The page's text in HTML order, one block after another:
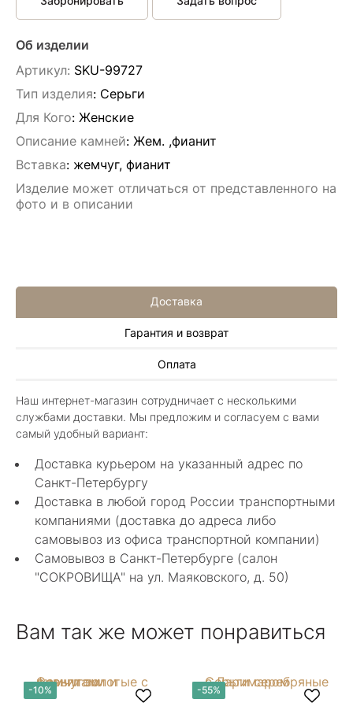
Об изделии
Артикул: SKU-99727
Тип изделия: Серьги
Для Кого: Женские
Описание камней: Жем. ,фианит
Вставка: жемчуг, фианит
Изделие может отличаться от представленного на
фото и в описании
Доставка
Гарантия и возврат
Оплата
Наш интернет-магазин сотрудничает с несколькими
службами доставки. Мы предложим и согласуем с вами
самый удобный вариант:
Доставка курьером на указанный адрес по
Санкт-Петербургу
Доставка в любой город России транспортными
компаниями (доставка до адреса либо
самовывоз из офиса транспортной компании)
Самовывоз в Санкт-Петербурге (салон
"СОКРОВИЩА" на ул. Маяковского, д. 50)
Вам так же может понравиться
-10% -55%
Алла Майорова
Классные изделия, оригинальные не похожие
в других магазинах. Сотрудники очень
грамотные специалисты в своем деле помогли
с выбором.
Показать полностью
Нелли Г.
4 мая 2025
Каждый раз бывая на Большой Конюшенной
12 в Санкт-Петербурге посещаю этот
феи-специалисты" помогут определиться с
выбором ! Украшения из этого бутика
любимыми и носимыми! Спасибо Вам за
красоту !! Рекомендую к посещению
arcobaleno04